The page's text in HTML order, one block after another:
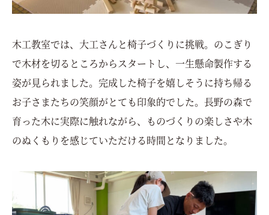
木工教室では、大工さんと椅子づくりに挑戦。のこぎり
で木材を切るところからスタートし、一生懸命製作する
姿が見られました。完成した椅子を嬉しそうに持ち帰る
お子さまたちの笑顔がとても印象的でした。長野の森で
育った木に実際に触れながら、ものづくりの楽しさや木
のぬくもりを感じていただける時間となりました。